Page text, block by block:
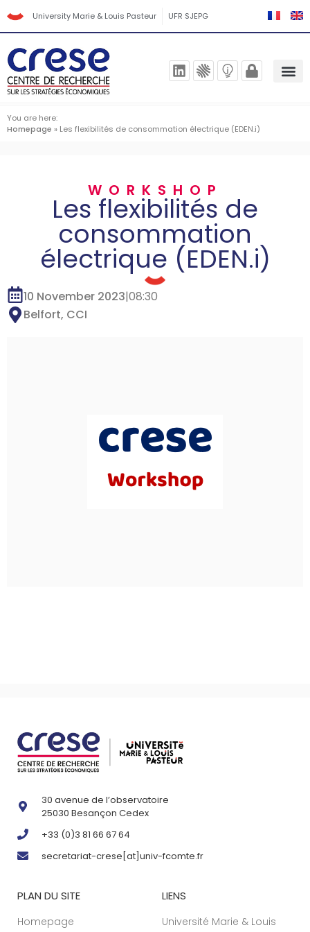
University Marie & Louis Pasteur UFR SJEPG
You are here:
Homepage » Les flexibilités de consommation électrique (EDEN.i)
WORKSHOP
Les flexibilités de
consommation
électrique (EDEN.i)
10 November 2023|08:30
Belfort, CCI
30 avenue de l’observatoire
25030 Besançon Cedex
+33 (0)3 81 66 67 64
secretariat-crese[at]univ-fcomte.fr
PLAN DU SITE
Homepage
LIENS
Université Marie & Louis